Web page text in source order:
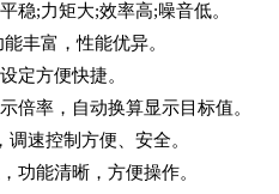
稳;力矩大;效率高;噪音低。
丰富，性能优异。
定方便快捷。
倍率，自动换算显示目标值。
速控制方便、安全。
功能清晰，方便操作。